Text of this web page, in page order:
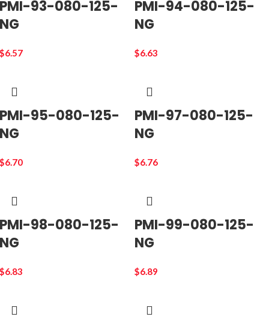
PMI-93-080-125-
NG
$6.57
PMI-94-080-125-
NG
$6.63
PMI-95-080-125-
NG
$6.70
PMI-97-080-125-
NG
$6.76
PMI-98-080-125-
NG
$6.83
PMI-99-080-125-
NG
$6.89